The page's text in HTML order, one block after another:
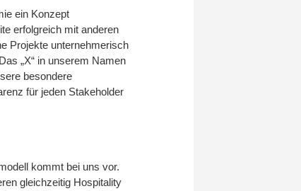
ein Konzept
erfolgreich mit anderen
Projekte unternehmerisch
„X“ in unserem Namen
besondere
für jeden Stakeholder
kommt bei uns vor.
gleichzeitig Hospitality